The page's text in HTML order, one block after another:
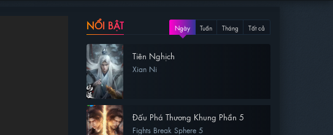
NỔI BẬT Ngày Tuần Tháng Tất cả
Tiên Nghịch
Xian Ni
Đấu Phá Thương Khung Phần 5
Fights Break Sphere 5